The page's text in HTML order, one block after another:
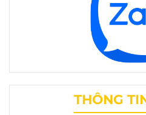
THÔNG